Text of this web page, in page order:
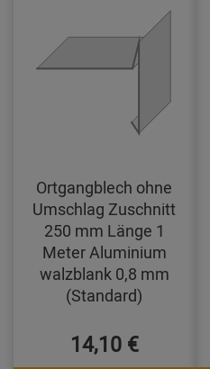
Ortgangblech ohne
Umschlag Zuschnitt
250 mm Länge 1
Meter Aluminium
walzblank 0,8 mm
(Standard)
14,10 €